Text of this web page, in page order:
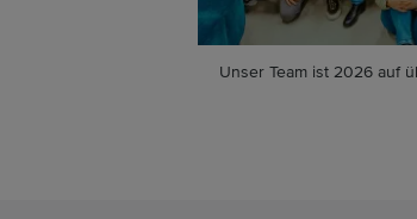
Unser Team ist 2026 auf